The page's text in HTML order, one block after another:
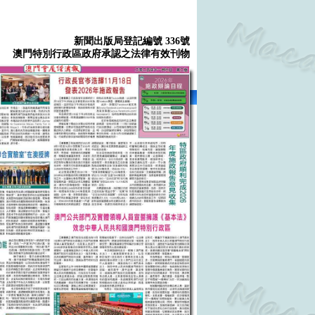
新聞出版局登記編號 336號
澳門特別行政區政府承認之法律有效刊物